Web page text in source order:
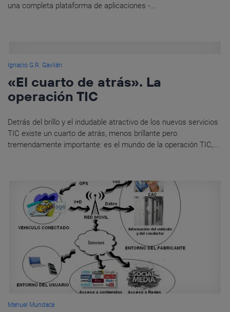
una completa plataforma de aplicaciones -...
Ignacio G.R. Gavilán
«El cuarto de atrás». La
operación TIC
Detrás del brillo y el indudable atractivo de los nuevos servicios
TIC existe un cuarto de atrás, menos brillante pero
tremendamente importante: es el mundo de la operación TIC,...
Manuel Mundaca